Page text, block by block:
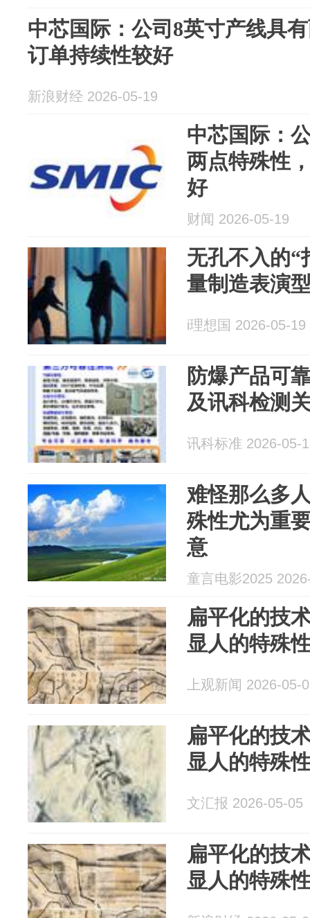
中芯国际：公司8英寸产线具
订单持续性较好
新浪财经 2026-05-19
中芯国际：
两点特殊性
好
财闻 2026-05-19
无孔不入的“
量制造表演
i理想国 2026-05-19
防爆产品可
及讯科检测
讯科标准 2026-05-
难怪那么多
殊性尤为重
意
童言电影2025
扁平化的技
显人的特殊
上观新闻 2026-05-
扁平化的技
显人的特殊
文汇报 2026-05-05
扁平化的技
显人的特殊